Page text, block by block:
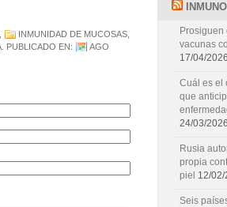
INMUNIDAD DE MUCOSAS,
. PUBLICADO EN:
AGO
Prosiguen
vacunas
17/04/2026
Cuál es el
que
24/03/2026
Rusia
propia
piel 12/02/
Seis